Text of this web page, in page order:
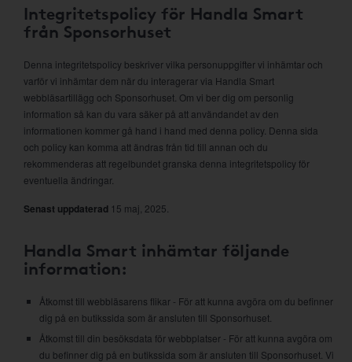
Integritetspolicy för Handla Smart
från Sponsorhuset
Denna integritetspolicy beskriver vilka personuppgifter vi inhämtar och
varför vi inhämtar dem när du interagerar via Handla Smart
webbläsartillägg och Sponsorhuset. Om vi ber dig om personlig
information så kan du vara säker på att användandet av den
informationen kommer gå hand i hand med denna policy. Denna sida
och policy kan komma att ändras från tid till annan och du
rekommenderas att regelbundet granska denna integritetspolicy för
eventuella ändringar.
Senast uppdaterad 15 maj, 2025.
Handla Smart inhämtar följande
information:
Åtkomst till webbläsarens flikar - För att kunna avgöra om du befinner
dig på en butikssida som är ansluten till Sponsorhuset.
Åtkomst till din besöksdata för webbplatser - För att kunna avgöra om
du befinner dig på en butikssida som är ansluten till Sponsorhuset. Vi